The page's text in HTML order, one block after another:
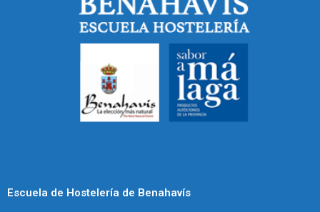
Escuela de Hostelería de Benahavís